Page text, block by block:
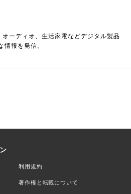
ーディオ、生活家電などデジタル製品
情報を発信。
利用規約
著作権と転載について